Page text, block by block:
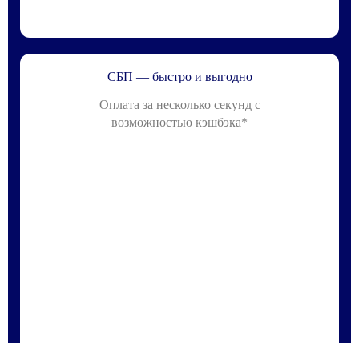
СБП — быстро и выгодно
Оплата за несколько секунд с
возможностью кэшбэка*